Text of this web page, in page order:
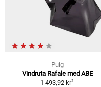
Puig
Vindruta Rafale med ABE
1 493,92 kr1